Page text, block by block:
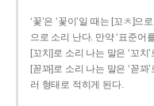
‘꽃’은 ‘꽃이’일 때는 [꼬ㅊ]으
으로 소리 난다. 만약 ‘표준어
[꼬치]로 소리 나는 말은 ‘꼬치
[꼳꽈]로 소리 나는 말은 ‘꼳꽈
러 형태로 적히게 된다.